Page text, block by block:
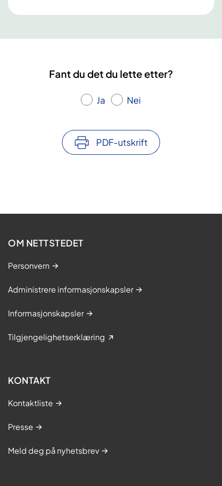
Fant du det du lette etter?
Ja Nei
PDF-utskrift
OM NETTSTEDET
Personvern
Administrere informasjonskapsler
Informasjonskapsler
Tilgjengelighetserklæring
KONTAKT
Kontaktliste
Presse
Meld deg på nyhetsbrev